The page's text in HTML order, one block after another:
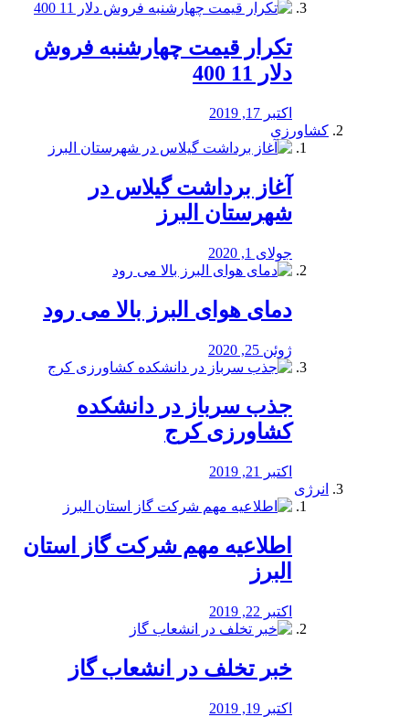
تکرار قیمت چهارشنبه فروش
دلار 11 400
اکتبر 17, 2019
کشاورزی
آغاز برداشت گیلاس در
شهرستان البرز
جولای 1, 2020
دمای هوای البرز بالا می رود
ژوئن 25, 2020
جذب سرباز در دانشکده
کشاورزی کرج
اکتبر 21, 2019
انرژی
️اطلاعیه مهم شرکت گاز استان
البرز
اکتبر 22, 2019
خبر تخلف در انشعاب گاز
اکتبر 19, 2019